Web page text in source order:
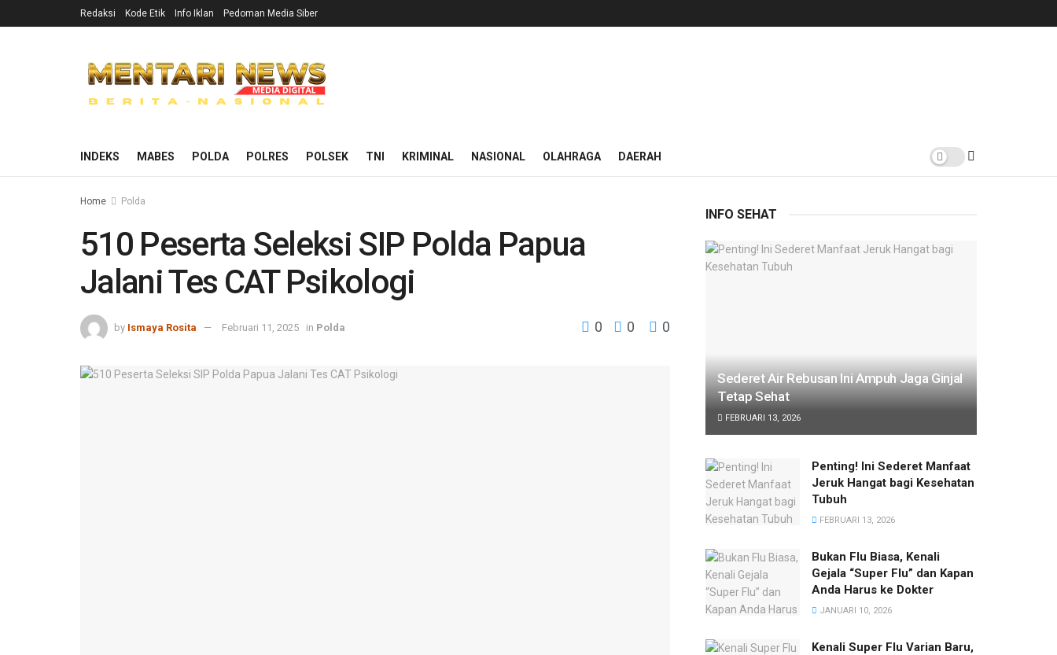
Redaksi Kode Etik Info Iklan Pedoman Media Siber
INDEKS MABES POLDA POLRES POLSEK TNI KRIMINAL NASIONAL OLAHRAGA DAERAH
Home Polda
510 Peserta Seleksi SIP Polda Papua
Jalani Tes CAT Psikologi
by Ismaya Rosita Februari 11, 2025 in Polda 0 0 0
INFO SEHAT
Sederet Air Rebusan Ini Ampuh Jaga Ginjal
Tetap Sehat
FEBRUARI 13, 2026
Penting! Ini Sederet Manfaat
Jeruk Hangat bagi Kesehatan
Tubuh
FEBRUARI 13, 2026
Bukan Flu Biasa, Kenali
Gejala “Super Flu” dan Kapan
Anda Harus ke Dokter
JANUARI 10, 2026
Kenali Super Flu Varian Baru,